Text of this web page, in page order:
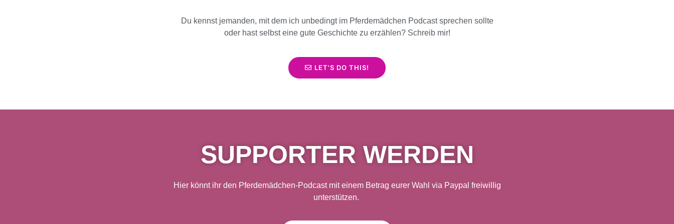
Du kennst jemanden, mit dem ich unbedingt im Pferdemädchen Podcast sprechen sollte
oder hast selbst eine gute Geschichte zu erzählen? Schreib mir!
LET'S DO THIS!
SUPPORTER WERDEN
Hier könnt ihr den Pferdemädchen-Podcast mit einem Betrag eurer Wahl via Paypal freiwillig
unterstützen.